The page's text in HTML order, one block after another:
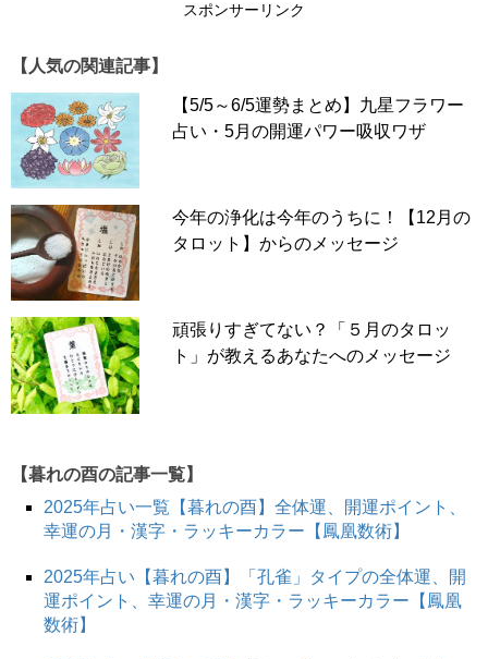
スポンサーリンク
【人気の関連記事】
【5/5～6/5運勢まとめ】九星フラワー
占い・5月の開運パワー吸収ワザ
今年の浄化は今年のうちに！【12月の
タロット】からのメッセージ
頑張りすぎてない？「５月のタロッ
ト」が教えるあなたへのメッセージ
【暮れの酉の記事一覧】
2025年占い一覧【暮れの酉】全体運、開運ポイント、
幸運の月・漢字・ラッキーカラー【鳳凰数術】
2025年占い【暮れの酉】「孔雀」タイプの全体運、開
運ポイント、幸運の月・漢字・ラッキーカラー【鳳凰
数術】